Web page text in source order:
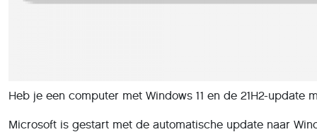
Heb je een computer met Windows 11 en de 21H2-
Microsoft is gestart met de automatische update naar